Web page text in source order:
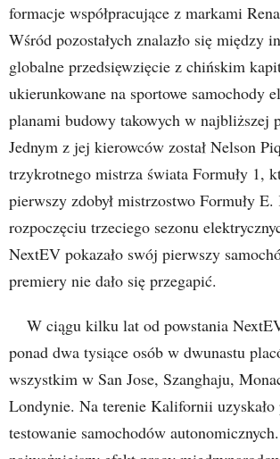
formacje współpracujące z markami
Wśród pozostałych znalazło się między
globalne przedsięwzięcie z chińskim
ukierunkowane na sportowe samochody
planami budowy takowych w najbliższej
Jednym z jej kierowców został Nelson
trzykrotnego mistrza świata Formuły 1,
pierwszy zdobył mistrzostwo Formuły
rozpoczęciu trzeciego sezonu
NextEV pokazało swój pierwszy
premiery nie dało się przegapić.
W ciągu kilku lat od powstania
ponad dwa tysiące osób w dwunastu
wszystkim w San Jose, Szanghaju,
Londynie. Na terenie Kalifornii uzyskało
testowanie samochodów